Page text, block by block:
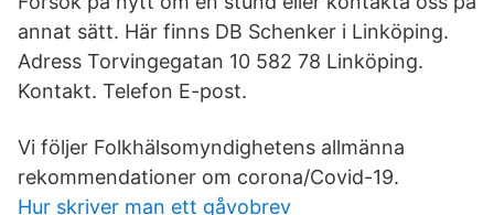
annat sätt. Här finns DB Schenker i Linköping.
Adress Torvingegatan 10 582 78 Linköping.
Kontakt. Telefon E-post.
Vi följer Folkhälsomyndighetens allmänna
rekommendationer om corona/Covid-19.
Hur skriver man ett gåvobrev